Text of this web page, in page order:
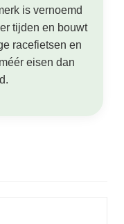
is vernoemd
tijden en bouwt
racefietsen en
eisen dan